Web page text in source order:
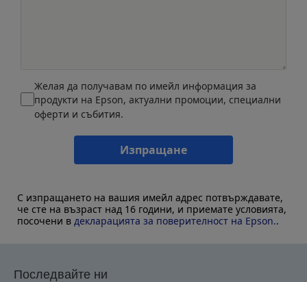
Желая да получавам по имейл информация за
продукти на Epson, актуални промоции, специални
оферти и събития.
Изпращане
С изпращането на вашия имейл адрес потвърждавате,
че сте на възраст над 16 години, и приемате условията,
посочени в декларацията за поверителност на Epson..
Последвайте ни